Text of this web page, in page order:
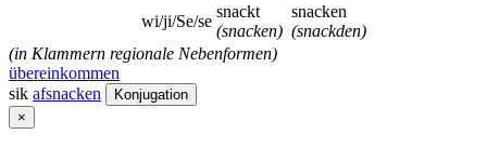
wi/ji/Se/se
snackt
(snacken)
snacken
(snackden)
(in Klammern regionale Nebenformen)
übereinkommen
sik afsnacken
Konjugation
×